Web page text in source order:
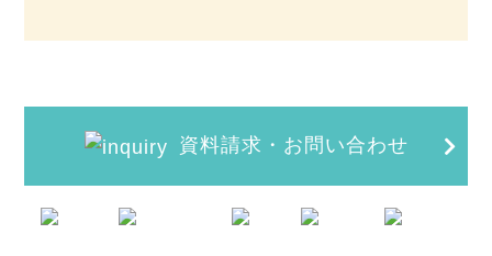
資料請求・お問い合わせ